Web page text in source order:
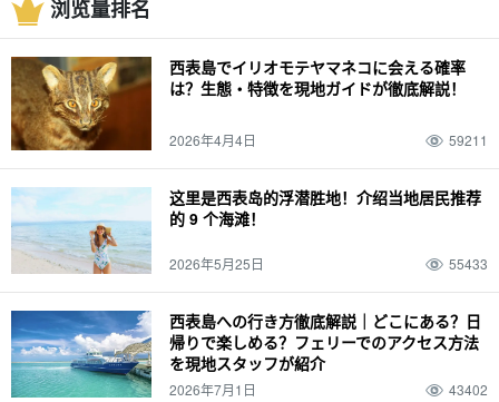
特色产品和纪念品 皮划艇
天气 夏季 麦冬草 装束 秋季 驾驶 12 月 冬季 经历 春假 家庭
动物 西表野猫（Prionailurus bengalensis iriomotensis）
浏览量排名
西表島でイリオモテヤマネコに会える確率
は？生態・特徴を現地ガイドが徹底解説！
2026年4月4日 59211
这里是西表岛的浮潜胜地！介绍当地居民推荐
的 9 个海滩！
2026年5月25日 55433
西表島への行き方徹底解説｜どこにある？日
帰りで楽しめる？フェリーでのアクセス方法
を現地スタッフが紹介
2026年7月1日 43402